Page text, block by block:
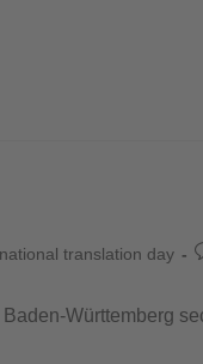
translation day
Württemberg